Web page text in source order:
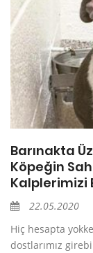
Barınakta
Köpeğin
Kalplerimizi
22.05.2020
Hiç hesapta
dostlarımız